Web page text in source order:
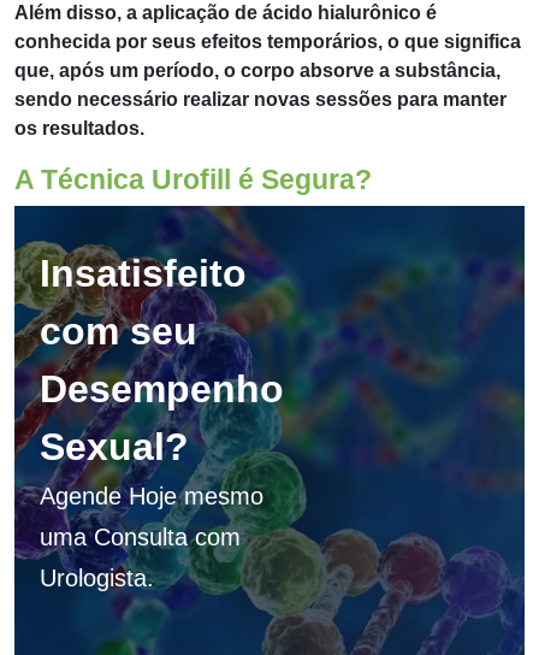
Além disso, a aplicação de ácido hialurônico é
conhecida por seus efeitos temporários, o que significa
que, após um período, o corpo absorve a substância,
sendo necessário realizar novas sessões para manter
os resultados.
A Técnica Urofill é Segura?
Insatisfeito
com seu
Desempenho
Sexual?
Agende Hoje mesmo
uma Consulta com
Urologista.